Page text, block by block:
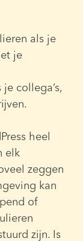
als je
je
collega’s,
heel
elk
zeggen
kan
of
zijn. Is